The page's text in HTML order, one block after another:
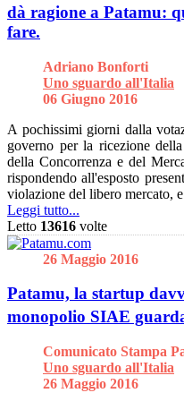
dà ragione a Patamu:
fare.
Adriano Bonforti
Uno sguardo all'Italia
06 Giugno 2016
A pochissimi giorni dalla
governo per la ricezione
della Concorrenza e del
rispondendo all'esposto
violazione del libero mercato,
Leggi tutto...
Letto 13616 volte
26 Maggio 2016
Patamu, la startup
monopolio SIAE
Comunicato Stampa
Uno sguardo all'Italia
26 Maggio 2016